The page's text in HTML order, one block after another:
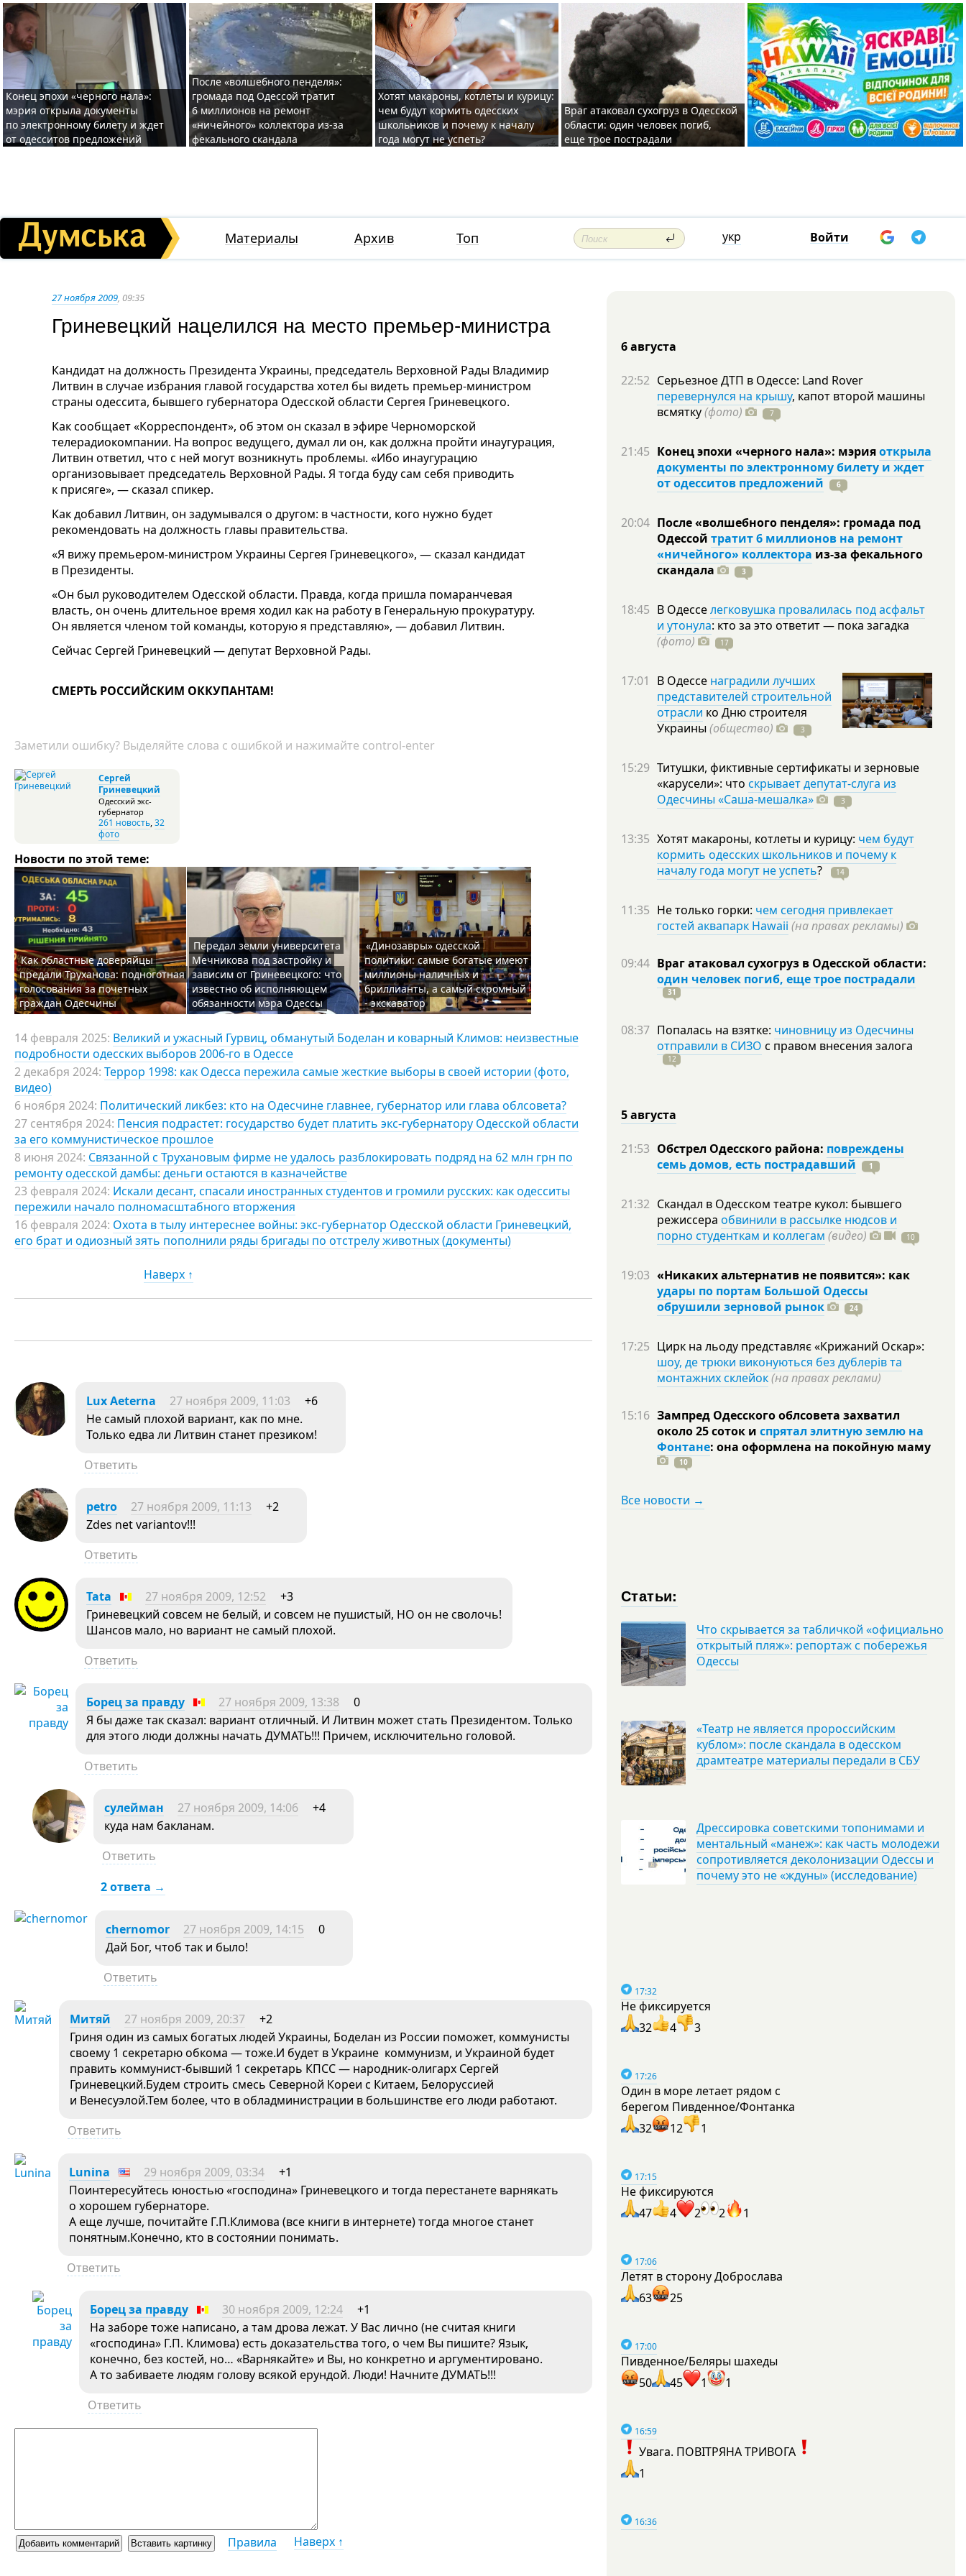
Конец эпохи «черного нала»:
мэрия открыла документы
по электронному билету и ждет
от одесситов предложений
После «волшебного пенделя»:
громада под Одессой тратит
6 миллионов на ремонт
«ничейного» коллектора из-за
фекального скандала
Хотят макароны, котлеты и курицу:
чем будут кормить одесских
школьников и почему к началу
года могут не успеть?
Враг атаковал сухогруз в Одесской
области: один человек погиб,
еще трое пострадали
Материалы Архив Топ укр Войти
27 ноября 2009, 09:35
Гриневецкий нацелился на место премьер-министра
Кандидат на должность Президента Украины, председатель Верховной Рады Владимир
Литвин в случае избрания главой государства хотел бы видеть премьер-министром
страны одессита, бывшего губернатора Одесской области Сергея Гриневецкого.
Как сообщает «Корреспондент», об этом он сказал в эфире Черноморской
телерадиокомпании. На вопрос ведущего, думал ли он, как должна пройти инаугурация,
Литвин ответил, что с ней могут возникнуть проблемы. «Ибо инаугурацию
организовывает председатель Верховной Рады. Я тогда буду сам себя приводить
к присяге», — сказал спикер.
Как добавил Литвин, он задумывался о другом: в частности, кого нужно будет
рекомендовать на должность главы правительства.
«Я вижу премьером-министром Украины Сергея Гриневецкого», — сказал кандидат
в Президенты.
«Он был руководителем Одесской области. Правда, когда пришла помаранчевая
власть, он очень длительное время ходил как на работу в Генеральную прокуратуру.
Он является членом той команды, которую я представляю», — добавил Литвин.
Сейчас Сергей Гриневецкий — депутат Верховной Рады.
СМЕРТЬ РОССИЙСКИМ ОККУПАНТАМ!
Заметили ошибку? Выделяйте слова с ошибкой и нажимайте control-enter
Сергей
Гриневецкий
Одесский экс-
губернатор
261 новость,32
фото
Новости по этой теме:
Как областные доверяйцы
предали Труханова: подноготная
голосования за почетных
граждан Одесчины
Передал земли университета
Мечникова под застройку и
зависим от Гриневецкого: что
известно об исполняющем
обязанности мэра Одессы
«Динозавры» одесской
политики: самые богатые имеют
миллионы наличных и
бриллианты, а самый скромный
- экскаватор
14 февраля 2025: Великий и ужасный Гурвиц, обманутый Боделан и коварный Климов: неизвестные
подробности одесских выборов 2006-го в Одессе
2 декабря 2024: Террор 1998: как Одесса пережила самые жесткие выборы в своей истории (фото,
видео)
6 ноября 2024: Политический ликбез: кто на Одесчине главнее, губернатор или глава облсовета?
27 сентября 2024: Пенсия подрастет: государство будет платить экс-губернатору Одесской области
за его коммунистическое прошлое
8 июня 2024: Связанной с Трухановым фирме не удалось разблокировать подряд на 62 млн грн по
ремонту одесской дамбы: деньги остаются в казначействе
23 февраля 2024: Искали десант, спасали иностранных студентов и громили русских: как одесситы
пережили начало полномасштабного вторжения
16 февраля 2024: Охота в тылу интереснее войны: экс-губернатор Одесской области Гриневецкий,
его брат и одиозный зять пополнили ряды бригады по отстрелу животных (документы)
Наверх ↑
Lux Aeterna 27 ноября 2009, 11:03
+6
Не самый плохой вариант, как по мне.
Только едва ли Литвин станет презиком!
Ответить
petro 27 ноября 2009, 11:13
+2
Zdes net variantov!!!
Ответить
Tata 27 ноября 2009, 12:52
+3
Гриневецкий совсем не белый, и совсем не пушистый, НО он не сволочь!
Шансов мало, но вариант не самый плохой.
Ответить
Борец за правду 27 ноября 2009, 13:38
0
Я бы даже так сказал: вариант отличный. И Литвин может стать Президентом. Только
для этого люди должны начать ДУМАТЬ!!! Причем, исключительно головой.
Ответить
сулейман 27 ноября 2009, 14:06
+4
куда нам бакланам.
Ответить
2 ответа →
chernomor 27 ноября 2009, 14:15
0
Дай Бог, чтоб так и было!
Ответить
Митяй 27 ноября 2009, 20:37
+2
Гриня один из самых богатых людей Украины, Боделан из России поможет, коммунисты
своему 1 секретарю обкома — тоже.И будет в Украине коммунизм, и Украиной будет
править коммунист-бывший 1 секретарь КПСС — народник-олигарх Сергей
Гриневецкий.Будем строить смесь Северной Кореи с Китаем, Белоруссией
и Венесуэлой.Тем более, что в обладминистрации в большинстве его люди работают.
Ответить
Lunina 29 ноября 2009, 03:34
+1
Поинтересуйтесь юностью «господина» Гриневецкого и тогда перестанете варнякать
о хорошем губернаторе.
А еще лучше, почитайте Г.П.Климова (все книги в интернете) тогда многое станет
понятным.Конечно, кто в состоянии понимать.
Ответить
Борец за правду 30 ноября 2009, 12:24
+1
На заборе тоже написано, а там дрова лежат. У Вас лично (не считая книги
«господина» Г.П. Климова) есть доказательства того, о чем Вы пишите? Язык,
конечно, без костей, но… «Варнякайте» и Вы, но конкретно и аргументировано.
А то забиваете людям голову всякой ерундой. Люди! Начните ДУМАТЬ!!!
Ответить
Правила Наверх ↑
6 августа
22:52 Серьезное ДТП в Одессе: Land Rover
перевернулся на крышу, капот второй машины
всмятку(фото) 7
21:45 Конец эпохи «черного нала»: мэрияоткрыла
документы по электронному билету и ждет
от одесситов предложений
6
20:04 После «волшебного пенделя»: громада под
Одессой тратит 6 миллионов на ремонт
«ничейного» коллектора из-за фекального
скандала
3
18:45 В Одесселегковушка провалилась под асфальт
и утонула: кто за это ответит — пока загадка
(фото)
17
17:01 В Одессе наградили лучших
представителей строительной
отрасли ко Дню строителя
Украины (общество) 3
15:29 Титушки, фиктивные сертификаты и зерновые
«карусели»: что скрывает депутат-слуга из
Одесчины «Саша-мешалка»
3
13:35 Хотят макароны, котлеты и курицу: чем будут
кормить одесских школьников и почему к
началу года могут не успеть? 14
11:35 Не только горки: чем сегодня привлекает
гостей аквапарк Hawaii (на правах рекламы)
09:44 Враг атаковал сухогруз в Одесской области:
один человек погиб, еще трое пострадали
31
08:37 Попалась на взятке: чиновницу из Одесчины
отправили в СИЗО с правом внесения залога
12
5 августа
21:53 Обстрел Одесского района: повреждены
семь домов, есть пострадавший
1
21:32 Скандал в Одесском театре кукол: бывшего
режиссера обвинили в рассылке нюдсов и
порно студенткам и коллегам (видео) 10
19:03 «Никаких альтернатив не появится»: как
удары по портам Большой Одессы
обрушили зерновой рынок
24
17:25 Цирк на льоду представляє «Крижаний Оскар»:
шоу, де трюки виконуються без дублерів та
монтажних склейок(на правах реклами)
15:16 Зампред Одесского облсовета захватил
около 25 соток и спрятал элитную землю на
Фонтане: она оформлена на покойную маму
10
Все новости →
Статьи:
Что скрывается за табличкой «официально
открытый пляж»: репортаж с побережья
Одессы
«Театр не является пророссийским
кублом»: после скандала в одесском
драмтеатре материалы передали в СБУ
Дрессировка советскими топонимами и
ментальный «манеж»: как часть молодежи
сопротивляется деколонизации Одессы и
почему это не «ждуны» (исследование)
17:32
Не фиксируется
32
4 3
17:26
Один в море летает рядом с
берегом Пивденное/Фонтанка
32
12 1
17:15
Не фиксируются
47
4 2 2 1
17:06
Летят в сторону Доброслава
63
25
17:00
Пивденное/Беляры шахеды
50
45 1 1
16:59
Увага. ПОВІТРЯНА ТРИВОГА
1
16:36